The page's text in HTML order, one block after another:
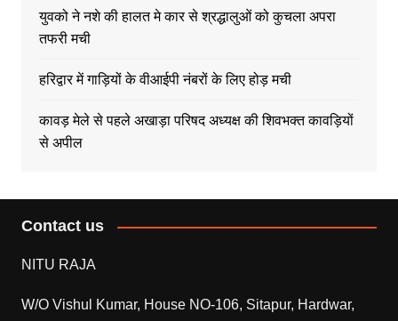
युवको ने नशे की हालत मे कार से श्रद्धालुओं को कुचला अपरा
तफरी मची
हरिद्वार में गाड़ियों के वीआईपी नंबरों के लिए होड़ मची
कावड़ मेले से पहले अखाड़ा परिषद अध्यक्ष की शिवभक्त कावड़ियों
से अपील
Contact us
NITU RAJA
W/O Vishul Kumar, House NO-106, Sitapur, Hardwar,